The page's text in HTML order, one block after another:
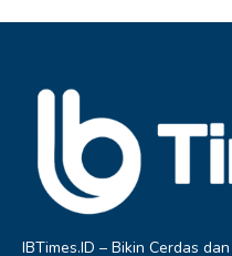
IBTimes.ID – Bikin Cerdas